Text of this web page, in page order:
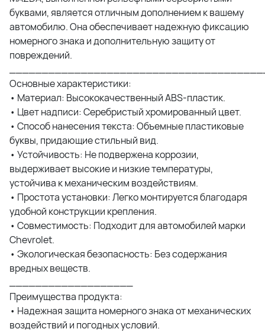
буквами, является отличным дополнением к вашему
автомобилю. Она обеспечивает надежную фиксацию
номерного знака и дополнительную защиту от
повреждений.
Основные характеристики:
• Материал: Высококачественный ABS-пластик.
• Цвет надписи: Серебристый хромированный цвет.
• Способ нанесения текста: Объемные пластиковые
буквы, придающие стильный вид.
• Устойчивость: Не подвержена коррозии,
выдерживает высокие и низкие температуры,
устойчива к механическим воздействиям.
• Простота установки: Легко монтируется благодаря
удобной конструкции крепления.
• Совместимость: Подходит для автомобилей марки
Chevrolet.
• Экологическая безопасность: Без содержания
вредных веществ.
___________________
Преимущества продукта:
• Надежная защита номерного знака от механических
воздействий и погодных условий.